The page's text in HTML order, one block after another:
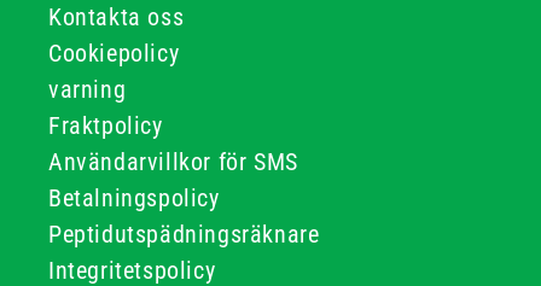
Kontakta oss
Cookiepolicy
varning
Fraktpolicy
Användarvillkor för SMS
Betalningspolicy
Peptidutspädningsräknare
Integritetspolicy